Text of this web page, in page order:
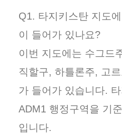
Q1. 타지키스탄 지도
이 들어가 있나요?
이번 지도에는 수그드
직할구, 하틀론주, 고
가 들어가 있습니다.
ADM1 행정구역을 기
입니다.